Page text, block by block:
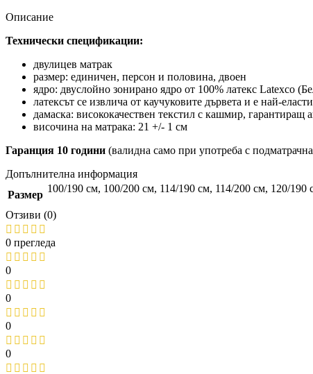
Описание
Технически спецификации:
двулицев матрак
размер: единичен, персон и половина, двоен
ядро: двуслойно зонирано ядро от 100% латекс Latexco
латексът се извлича от каучуковите дървета и е най-
дамаска: висококачествен текстил с кашмир, гарантиращ
височина на матрака: 21 +/- 1 cм
Гаранция 10 години (валидна само при употреба с
Допълнителна информация
Размер
100/190 см, 100/200 см, 114/190 см, 114/200 см, 120/190
Отзиви (0)
0 прегледа
0
0
0
0